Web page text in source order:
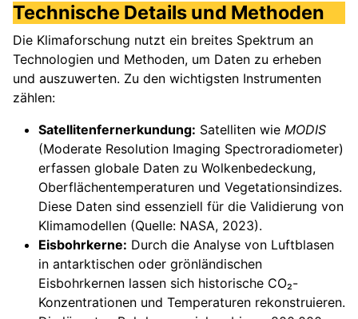
Technische Details und Methoden
Die Klimaforschung nutzt ein breites Spektrum an
Technologien und Methoden, um Daten zu erheben
und auszuwerten. Zu den wichtigsten Instrumenten
zählen:
Satellitenfernerkundung: Satelliten wie MODIS
(Moderate Resolution Imaging Spectroradiometer)
erfassen globale Daten zu Wolkenbedeckung,
Oberflächentemperaturen und Vegetationsindizes.
Diese Daten sind essenziell für die Validierung von
Klimamodellen (Quelle: NASA, 2023).
Eisbohrkerne: Durch die Analyse von Luftblasen
in antarktischen oder grönländischen
Eisbohrkernen lassen sich historische CO₂-
Konzentrationen und Temperaturen rekonstruieren.